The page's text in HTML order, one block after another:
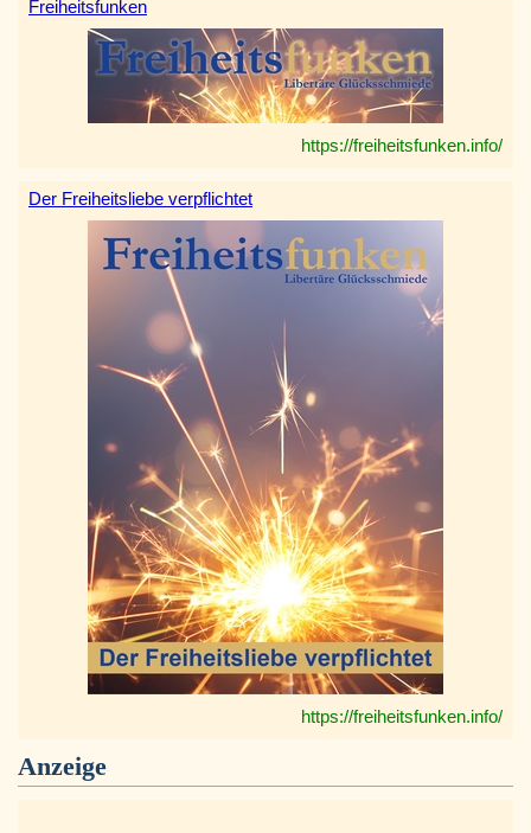
Freiheitsfunken
https://freiheitsfunken.info/
Der Freiheitsliebe verpflichtet
https://freiheitsfunken.info/
Anzeige